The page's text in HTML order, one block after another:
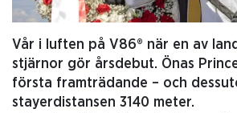
Vår i luften på V86® när en av
stjärnor gör årsdebut. Önas
första framträdande – och
stayerdistansen 3140 meter.